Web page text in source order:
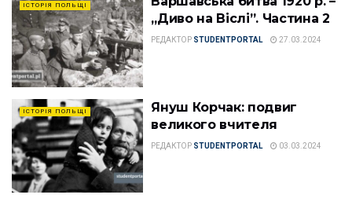
ІСТОРІЯ ПОЛЬЩІ
„Диво на Віслі”. Частина 2
РЕДАКТОР STUDENTPORTAL 27.03.2024
ІСТОРІЯ ПОЛЬЩІ
Януш Корчак: подвиг
великого вчителя
РЕДАКТОР STUDENTPORTAL 03.03.2024